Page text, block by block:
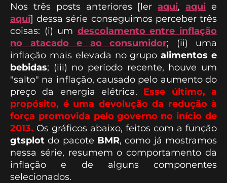
Nos três posts anteriores [leraqui,aqui e
aqui] dessa série conseguimos perceber três
coisas: (i) um descolamento entre inflação
no atacado e ao consumidor; (ii) uma
inflação mais elevada no grupoalimentos e
bebidas; (iii) no período recente, houve um
"salto" na inflação, causado pelo aumento do
preço da energia elétrica. Esse último, a
propósito, é uma devolução da redução à
força promovida pelo governo no início de
2013. Os gráficos abaixo, feitos com a função
gtsplotdo pacote BMR, como já mostramos
nessa série, resumem o comportamento da
inflação e de alguns componentes
selecionados.